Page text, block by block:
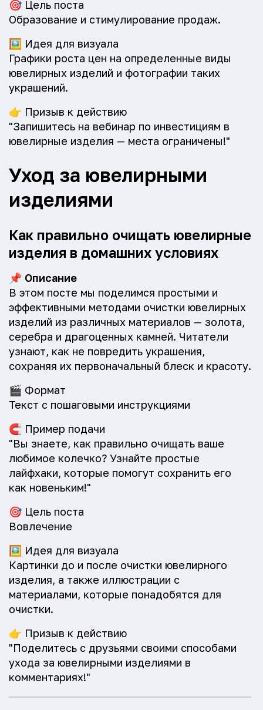
🎯 Цель поста
Образование и стимулирование продаж.
🖼️ Идея для визуала
Графики роста цен на определенные виды
ювелирных изделий и фотографии таких
украшений.
👉 Призыв к действию
"Запишитесь на вебинар по инвестициям в
ювелирные изделия — места ограничены!"
Уход за ювелирными
изделиями
Как правильно очищать ювелирные
изделия в домашних условиях
📌 Описание
В этом посте мы поделимся простыми и
эффективными методами очистки ювелирных
изделий из различных материалов — золота,
серебра и драгоценных камней. Читатели
узнают, как не повредить украшения,
сохраняя их первоначальный блеск и красоту.
🎬 Формат
Текст с пошаговыми инструкциями
🧲 Пример подачи
"Вы знаете, как правильно очищать ваше
любимое колечко? Узнайте простые
лайфхаки, которые помогут сохранить его
как новеньким!"
🎯 Цель поста
Вовлечение
🖼️ Идея для визуала
Картинки до и после очистки ювелирного
изделия, а также иллюстрации с
материалами, которые понадобятся для
очистки.
👉 Призыв к действию
"Поделитесь с друзьями своими способами
ухода за ювелирными изделиями в
комментариях!"